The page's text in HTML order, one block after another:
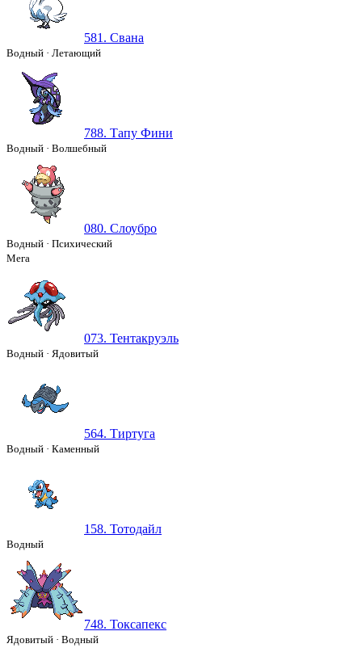
581. Свана
Водный · Летающий
788. Тапу Фини
Водный · Волшебный
080. Слоубро
Водный · Психический
Мега
073. Тентакруэль
Водный · Ядовитый
564. Тиртуга
Водный · Каменный
158. Тотодайл
Водный
748. Токсапекс
Ядовитый · Водный